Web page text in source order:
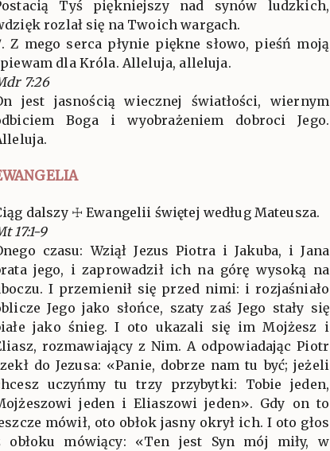
Tyś piękniejszy nad synów ludzkich,
rozlał się na Twoich wargach.
Z mego serca płynie piękne słowo, pieśń moją
dla Króla. Alleluja, alleluja.
7:26
jest jasnością wiecznej światłości, wiernym
Boga i wyobrażeniem dobroci Jego.
dalszy ☩ Ewangelii świętej według Mateusza.
17:1-9
czasu: Wziął Jezus Piotra i Jakuba, i Jana
jego, i zaprowadził ich na górę wysoką na
I przemienił się przed nimi: i rozjaśniało
Jego jako słońce, szaty zaś Jego stały się
jako śnieg. I oto ukazali się im Mojżesz i
rozmawiający z Nim. A odpowiadając Piotr
do Jezusa: «Panie, dobrze nam tu być; jeżeli
uczyńmy tu trzy przybytki: Tobie jeden,
jeden i Eliaszowi jeden». Gdy on to
mówił, oto obłok jasny okrył ich. I oto głos
obłoku mówiący: «Ten jest Syn mój miły, w